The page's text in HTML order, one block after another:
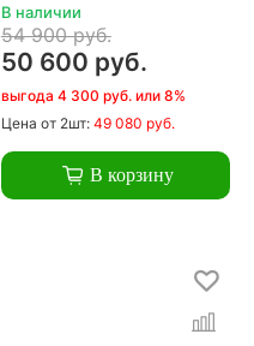
В наличии
54 900 руб.
50 600 руб.
выгода 4 300 руб. или 8%
Цена от 2шт: 49 080 руб.
В корзину